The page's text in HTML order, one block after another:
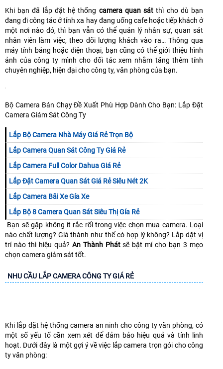
Khi bạn đã lắp đặt hệ thống camera quan sát thì cho dù bạn
đang đi công tác ở tỉnh xa hay đang uống cafe hoặc tiếp khách ở
một nơi nào đó, thì bạn vẫn có thể quản lý nhân sự, quan sát
nhân viên làm việc, theo dõi lượng khách vào ra… Thông qua
máy tính bảng hoặc điện thoại, bạn cũng có thể giới thiệu hình
ảnh của công ty mình cho đối tác xem nhằm tăng thêm tính
chuyên nghiệp, hiện đại cho công ty, văn phòng của bạn.
Bộ Camera Bán Chạy Đề Xuất Phù Hợp Dành Cho Bạn: Lắp Đặt
Camera Giám Sát Công Ty
Lắp Bộ Camera Nhà Máy Giá Rẻ Trọn Bộ
Lắp Camera Quan Sát Công Ty Giá Rẻ
Lắp Camera Full Color Dahua Giá Rẻ
Lắp Đặt Camera Quan Sát Giá Rẻ Siêu Nét 2K
Lắp Camera Bãi Xe Gía Xe
Lắp Bộ 8 Camera Quan Sát Siêu Thị Gía Rẻ
Bạn sẽ gặp không ít rắc rối trong việc chọn mua camera. Loại
nào chất lượng? Giá thành như thế có hợp lý không? Lắp dặt vị
trí nào thì hiệu quả? An Thành Phátsẽ bật mí cho bạn 3 mẹo
chọn camera giám sát tốt.
NHU CẦU LẮP CAMERA CÔNG TY GIÁ RẺ
Khi lắp đặt hệ thống camera an ninh cho công ty văn phòng, có
một số yếu tố cần xem xét để đảm bảo hiệu quả và tính linh
hoạt. Dưới đây là một gợi ý về việc lắp camera trọn gói cho công
ty văn phòng: